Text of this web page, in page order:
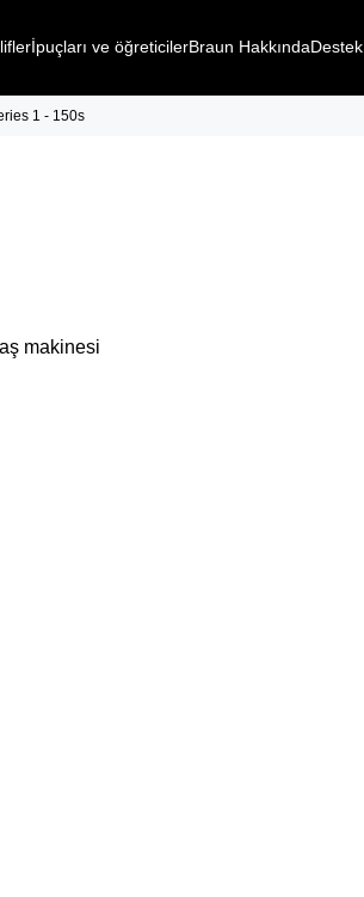
İpuçları ve öğreticilerBraun HakkındaDestek
1 - 150s